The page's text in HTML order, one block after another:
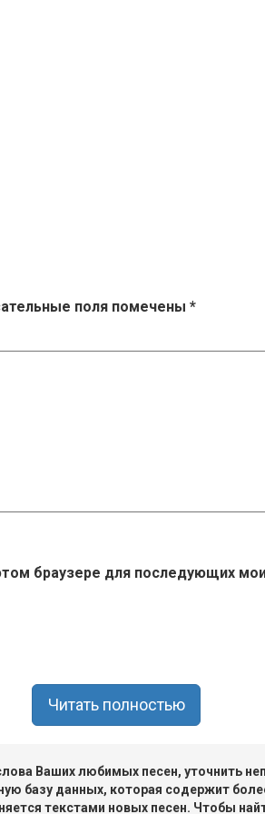
поля помечены *
браузере для последующих
Читать полностью
Ваших любимых песен, уточнить
базу данных, которая содержит
текстами новых песен. Чтобы